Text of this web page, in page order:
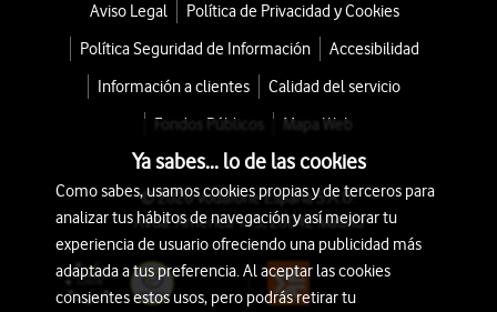
Aviso Legal
Política de Privacidad y Cookies
Política Seguridad de Información
Accesibilidad
Información a clientes
Calidad del servicio
Fondos Públicos
Mapa Web
© 2026 Vodafone España S.A.U.
Avda. América 115, 28042 Madrid
Ya sabes... lo de las cookies
Como sabes, usamos cookies propias y de terceros para
analizar tus hábitos de navegación y así mejorar tu
experiencia de usuario ofreciendo una publicidad más
adaptada a tus preferencia. Al aceptar las cookies
consientes estos usos, pero podrás retirar tu